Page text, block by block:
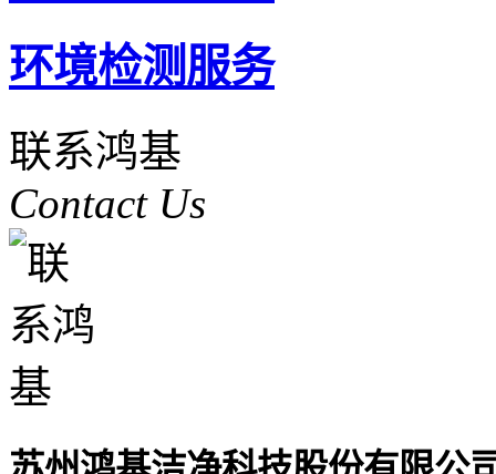
环境检测服务
联系鸿基
Contact Us